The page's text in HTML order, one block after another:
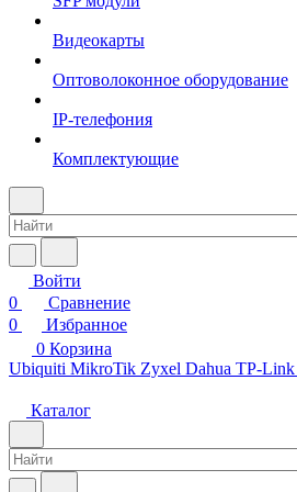
Видеокарты
Оптоволоконное оборудование
IP-телефония
Комплектующие
Войти
0
Сравнение
0
Избранное
0 Корзина
Ubiquiti MikroTik Zyxel Dahua TP-Link
Каталог